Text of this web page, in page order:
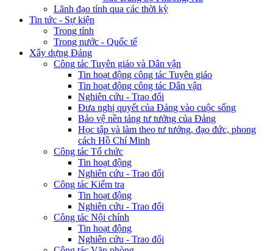
Lãnh đạo tỉnh qua các thời kỳ
Tin tức - Sự kiện
Trong tỉnh
Trong nước - Quốc tế
Xây dựng Đảng
Công tác Tuyên giáo và Dân vận
Tin hoạt động công tác Tuyên giáo
Tin hoạt động công tác Dân vận
Nghiên cứu - Trao đổi
Đưa nghị quyết của Đảng vào cuộc sống
Bảo vệ nền tảng tư tưởng của Đảng
Học tập và làm theo tư tưởng, đạo đức, phong
cách Hồ Chí Minh
Công tác Tổ chức
Tin hoạt động
Nghiên cứu - Trao đổi
Công tác Kiểm tra
Tin hoạt động
Nghiên cứu - Trao đổi
Công tác Nội chính
Tin hoạt động
Nghiên cứu - Trao đổi